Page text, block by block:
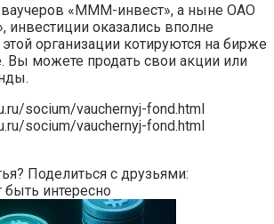
ваучеров «МММ-инвест», а ныне ОАО
инвестиции оказались вполне
организации котируются на бирже
Вы можете продать свои акции или
socium/vauchernyj-fond.html
socium/vauchernyj-fond.html
Поделиться с друзьями:
интересно